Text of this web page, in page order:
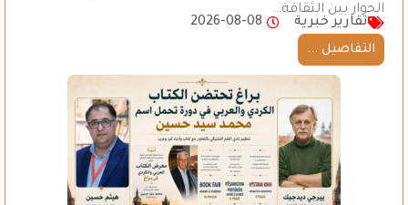
الحوار بين الثقافة…
تقارير خبرية
2026-08-08
التفاصيل ...